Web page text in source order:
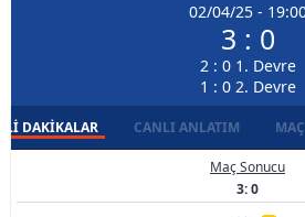
02/04/25 -
3 : 0
2 : 0 1. Devre
1 : 0 2. Devre
DAKIKALAR CANLI ANLATIM
Maç Sonucu
3: 0